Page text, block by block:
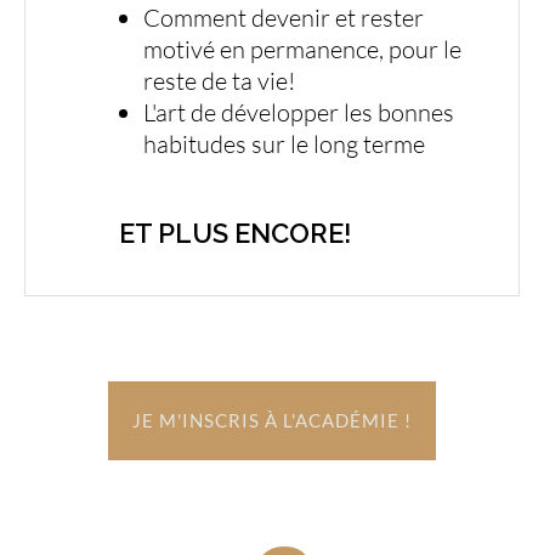
Comment devenir et rester
motivé en permanence, pour le
reste de ta vie!
L'art de développer les bonnes
habitudes sur le long terme
ET PLUS ENCORE!
JE M'INSCRIS À L'ACADÉMIE !